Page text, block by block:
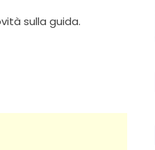
sulla guida.